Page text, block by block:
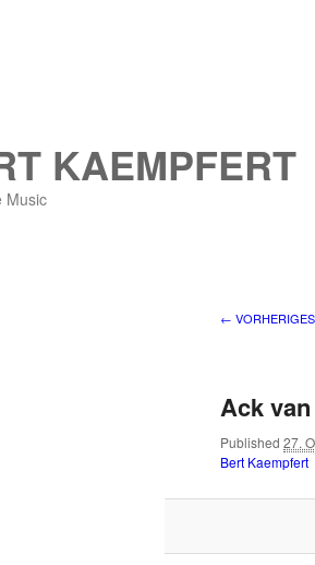
KAEMPFERT
Music
Bilder-
← VORHERIGES
Ack
Published 27.
Bert Kaempfert